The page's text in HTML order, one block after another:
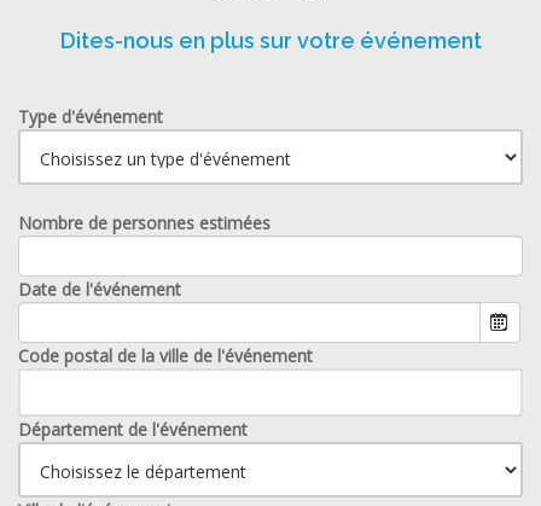
Dites-nous en plus sur votre événement
Type d'événement
Nombre de personnes estimées
Date de l'événement
Code postal de la ville de l'événement
Département de l'événement